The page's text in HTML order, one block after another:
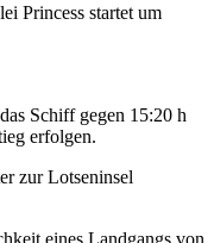
Princess startet um
Schiff gegen 15:20 h
erfolgen.
zur Lotseninsel
eines Landgangs von